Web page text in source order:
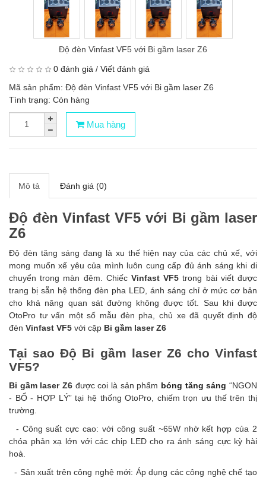
Độ đèn Vinfast VF5 với Bi gầm laser Z6
0 đánh giá / Viết đánh giá
Mã sản phẩm: Độ đèn Vinfast VF5 với Bi gầm laser Z6
Tình trạng: Còn hàng
Mua hàng
Mô tả Đánh giá (0)
Độ đèn Vinfast VF5 với Bi gầm laser
Z6
Độ đèn tăng sáng đang là xu thế hiện nay của các chủ xế, với
mong muốn xế yêu của mình luôn cung cấp đủ ánh sáng khi di
chuyển trong màn đêm. Chiếc Vinfast VF5 trong bài viết được
trang bị sẵn hệ thống đèn pha LED, ánh sáng chỉ ở mức cơ bản
cho khả năng quan sát đường không được tốt. Sau khi được
OtoPro tư vấn một số mẫu đèn pha, chủ xe đã quyết định độ
đèn Vinfast VF5 với cặp Bi gầm laser Z6
Tại sao Độ Bi gầm laser Z6 cho Vinfast
VF5?
Bi gầm laser Z6 được coi là sản phẩm bóng tăng sáng “NGON
- BỔ - HỢP LÝ” tại hệ thống OtoPro, chiếm trọn ưu thế trên thị
trường.
- Công suất cực cao: với công suất ~65W nhờ kết hợp của 2
chóa phản xạ lớn với các chip LED cho ra ánh sáng cực kỳ hài
hoà.
- Sản xuất trên công nghệ mới: Áp dụng các công nghệ chế tạo